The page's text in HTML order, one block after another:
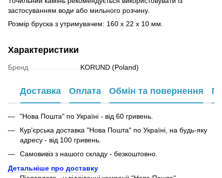
застосуванням води або мильного розчину.
Розмір бруска з утримувачем: 160 x 22 x 10 мм.
Характеристики
Бренд KORUND (Poland)
Доставка Оплата Обмін та повернення
"Нова Пошта" по Україні - від 60 гривень.
Кур'єрська доставка "Нова Пошта" по Україні, на будь-яку
адресу - від 100 гривень.
Самовивіз з нашого складу - безкоштовно.
Детальніше про доставку